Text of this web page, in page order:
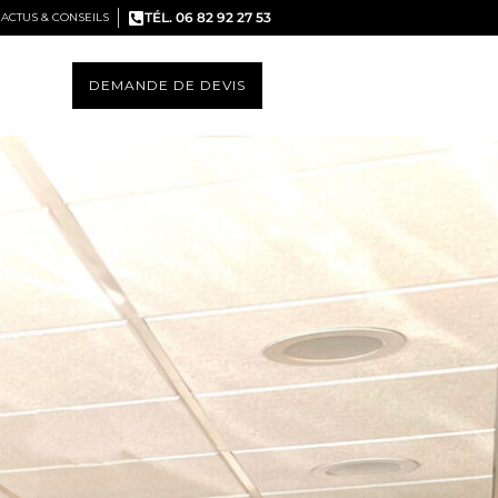
ACTUS & CONSEILS TÉL. 06 82 92 27 53
DEMANDE DE DEVIS